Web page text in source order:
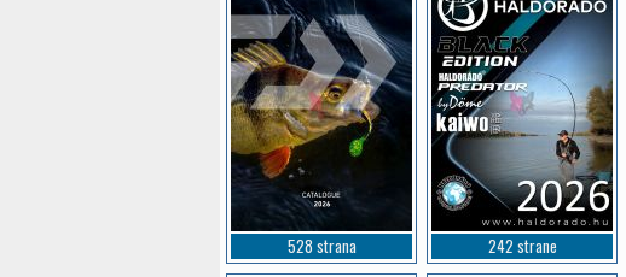
528 strana 242 strane